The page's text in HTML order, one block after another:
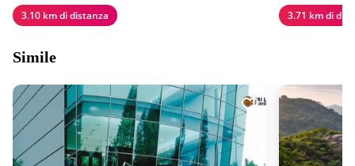
3.10 km di distanza 3.71 km di
Simile